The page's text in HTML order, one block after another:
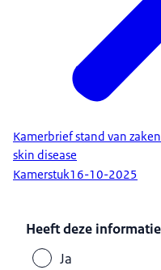
Kamerbrief stand van
skin disease
Kamerstuk16-10-2025
Heeft deze
Ja